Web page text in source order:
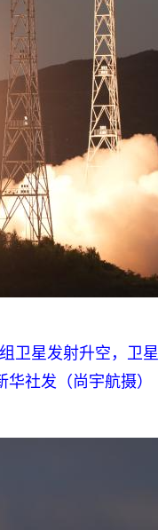
卫星发射升空，卫
社发（尚宇航摄）